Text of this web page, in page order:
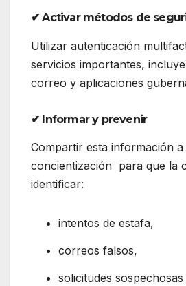
✔ Activar métodos de
Utilizar autenticación
servicios importantes,
correo y aplicaciones
✔ Informar y prevenir
Compartir esta información a
concientización para que la
identificar:
intentos de estafa,
correos falsos,
solicitudes